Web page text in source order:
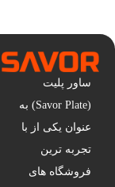
ساور پلیت
(Savor Plate) به
عنوان یکی از با
تجربه ترین
فروشگاه های